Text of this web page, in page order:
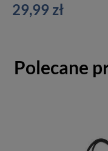
29,99 zł
Polecane